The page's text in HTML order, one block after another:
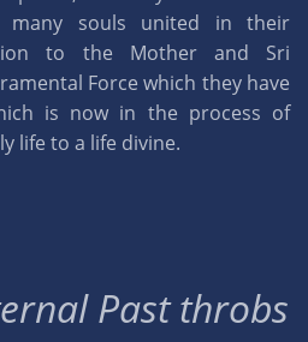
souls united in their
to the Mother and Sri
Force which they have
is now in the process of
life to a life divine.
Past throbs